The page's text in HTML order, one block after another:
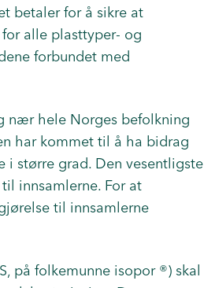
betaler for å sikre at
alle plasttyper- og
forbundet med
nær hele Norges befolkning
har kommet til å ha bidrag
i større grad. Den vesentligste
innsamlerne. For at
til innsamlerne
på folkemunne isopor ®) skal